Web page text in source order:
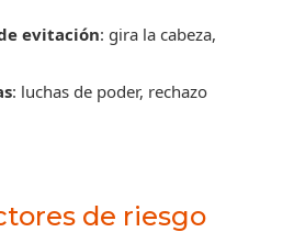
evitación: gira la cabeza,
: luchas de poder, rechazo
de riesgo